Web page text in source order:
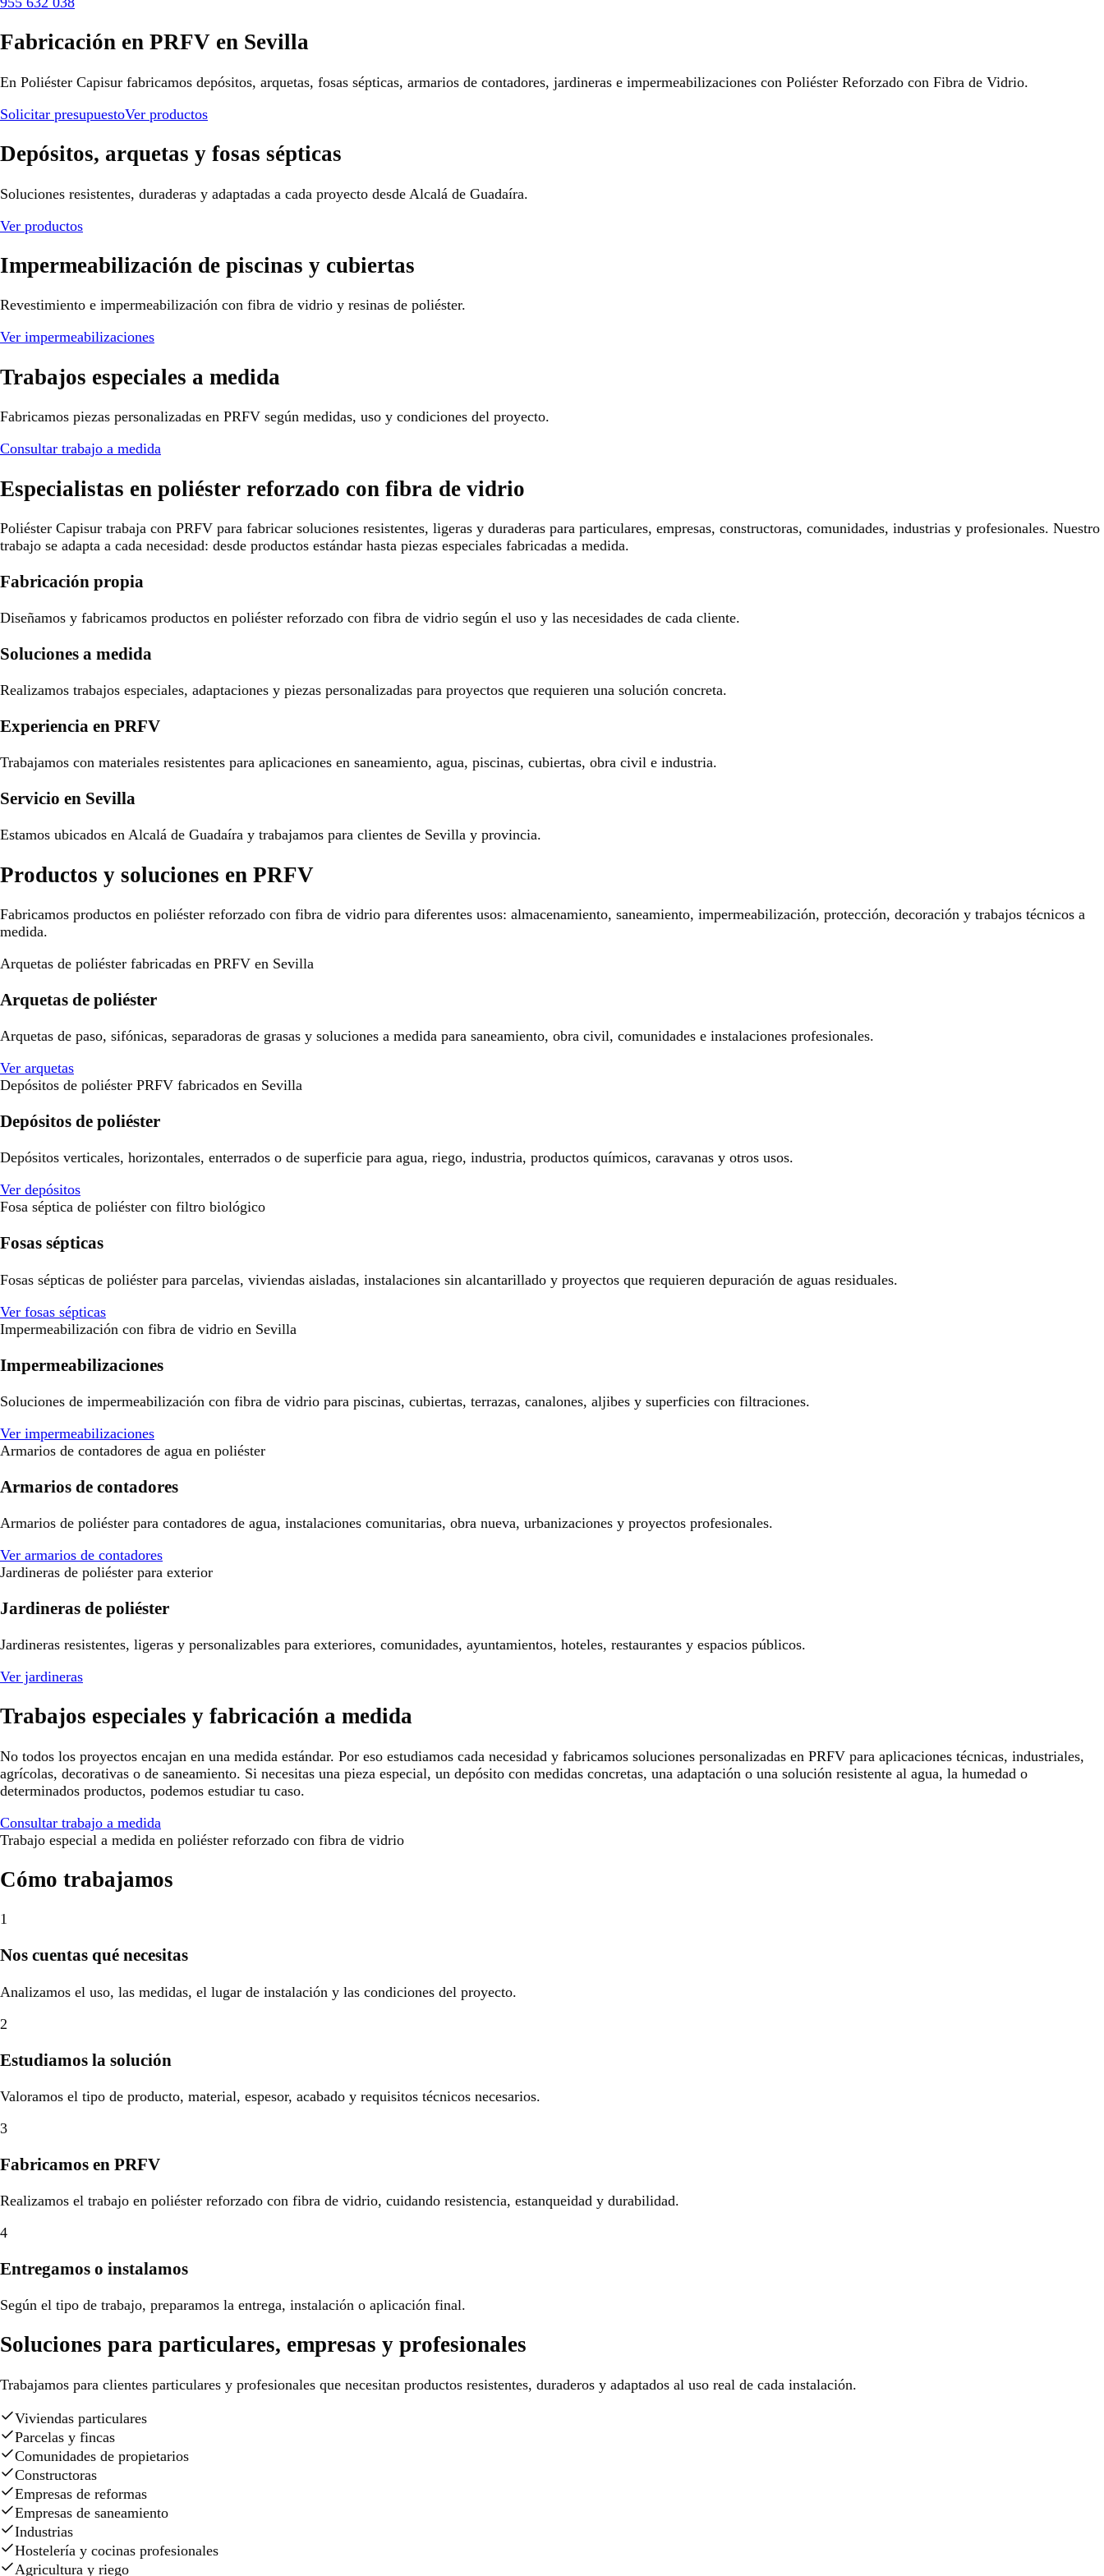
Fabricación en PRFV en Sevilla
En Poliéster Capisur fabricamos depósitos, arquetas, fosas sépticas, armarios de contadores, jardineras e impermeabilizaciones con Poliéster Reforzado con Fibra de Vidrio.
Solicitar presupuestoVer productos
Depósitos, arquetas y fosas sépticas
Soluciones resistentes, duraderas y adaptadas a cada proyecto desde Alcalá de Guadaíra.
Ver productos
Impermeabilización de piscinas y cubiertas
Revestimiento e impermeabilización con fibra de vidrio y resinas de poliéster.
Ver impermeabilizaciones
Trabajos especiales a medida
Fabricamos piezas personalizadas en PRFV según medidas, uso y condiciones del proyecto.
Consultar trabajo a medida
Especialistas en poliéster reforzado con fibra de vidrio
Poliéster Capisur trabaja con PRFV para fabricar soluciones resistentes, ligeras y duraderas para particulares, empresas, constructoras, comunidades, industrias y profesionales. Nuestro
trabajo se adapta a cada necesidad: desde productos estándar hasta piezas especiales fabricadas a medida.
Fabricación propia
Diseñamos y fabricamos productos en poliéster reforzado con fibra de vidrio según el uso y las necesidades de cada cliente.
Soluciones a medida
Realizamos trabajos especiales, adaptaciones y piezas personalizadas para proyectos que requieren una solución concreta.
Experiencia en PRFV
Trabajamos con materiales resistentes para aplicaciones en saneamiento, agua, piscinas, cubiertas, obra civil e industria.
Servicio en Sevilla
Estamos ubicados en Alcalá de Guadaíra y trabajamos para clientes de Sevilla y provincia.
Productos y soluciones en PRFV
Fabricamos productos en poliéster reforzado con fibra de vidrio para diferentes usos: almacenamiento, saneamiento, impermeabilización, protección, decoración y trabajos técnicos a
medida.
Arquetas de poliéster fabricadas en PRFV en Sevilla
Arquetas de poliéster
Arquetas de paso, sifónicas, separadoras de grasas y soluciones a medida para saneamiento, obra civil, comunidades e instalaciones profesionales.
Ver arquetas
Depósitos de poliéster PRFV fabricados en Sevilla
Depósitos de poliéster
Depósitos verticales, horizontales, enterrados o de superficie para agua, riego, industria, productos químicos, caravanas y otros usos.
Ver depósitos
Fosa séptica de poliéster con filtro biológico
Fosas sépticas
Fosas sépticas de poliéster para parcelas, viviendas aisladas, instalaciones sin alcantarillado y proyectos que requieren depuración de aguas residuales.
Ver fosas sépticas
Impermeabilización con fibra de vidrio en Sevilla
Impermeabilizaciones
Soluciones de impermeabilización con fibra de vidrio para piscinas, cubiertas, terrazas, canalones, aljibes y superficies con filtraciones.
Ver impermeabilizaciones
Armarios de contadores de agua en poliéster
Armarios de contadores
Armarios de poliéster para contadores de agua, instalaciones comunitarias, obra nueva, urbanizaciones y proyectos profesionales.
Ver armarios de contadores
Jardineras de poliéster para exterior
Jardineras de poliéster
Jardineras resistentes, ligeras y personalizables para exteriores, comunidades, ayuntamientos, hoteles, restaurantes y espacios públicos.
Ver jardineras
Trabajos especiales y fabricación a medida
No todos los proyectos encajan en una medida estándar. Por eso estudiamos cada necesidad y fabricamos soluciones personalizadas en PRFV para aplicaciones técnicas, industriales,
agrícolas, decorativas o de saneamiento. Si necesitas una pieza especial, un depósito con medidas concretas, una adaptación o una solución resistente al agua, la humedad o
determinados productos, podemos estudiar tu caso.
Consultar trabajo a medida
Trabajo especial a medida en poliéster reforzado con fibra de vidrio
Cómo trabajamos
1
Nos cuentas qué necesitas
Analizamos el uso, las medidas, el lugar de instalación y las condiciones del proyecto.
2
Estudiamos la solución
Valoramos el tipo de producto, material, espesor, acabado y requisitos técnicos necesarios.
3
Fabricamos en PRFV
Realizamos el trabajo en poliéster reforzado con fibra de vidrio, cuidando resistencia, estanqueidad y durabilidad.
4
Entregamos o instalamos
Según el tipo de trabajo, preparamos la entrega, instalación o aplicación final.
Soluciones para particulares, empresas y profesionales
Trabajamos para clientes particulares y profesionales que necesitan productos resistentes, duraderos y adaptados al uso real de cada instalación.
Viviendas particulares
Parcelas y fincas
Comunidades de propietarios
Constructoras
Empresas de reformas
Empresas de saneamiento
Industrias
Hostelería y cocinas profesionales
Agricultura y riego